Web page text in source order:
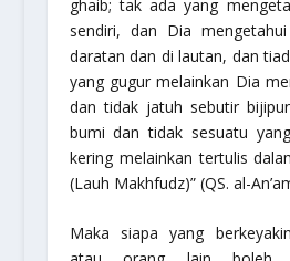
ghaib; tak ada yang
sendiri, dan Dia
daratan dan di lautan, dan
yang gugur melainkan Dia
dan tidak jatuh sebutir
bumi dan tidak sesuatu
kering melainkan tertulis
(Lauh Makhfudz)”(QS. al-
Maka siapa yang